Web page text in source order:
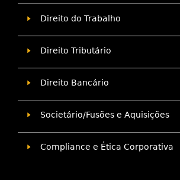
Direito do Trabalho
Direito Tributário
Direito Bancário
Societário/Fusões e Aquisições
Compliance e Ética Corporativa